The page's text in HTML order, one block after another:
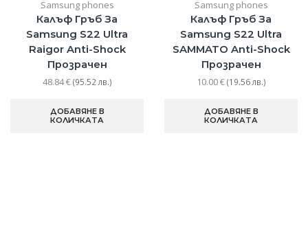
Samsung phones
Калъф Гръб За
Samsung S22 Ultra
Raigor Anti-Shock
Прозрачен
48.84€(95.52 лв.)
ДОБАВЯНЕ В
КОЛИЧКАТА
Samsung phones
Калъф Гръб За
Samsung S22 Ultra
SAMMATO Anti-Shock
Прозрачен
10.00€(19.56 лв.)
ДОБАВЯНЕ В
КОЛИЧКАТА